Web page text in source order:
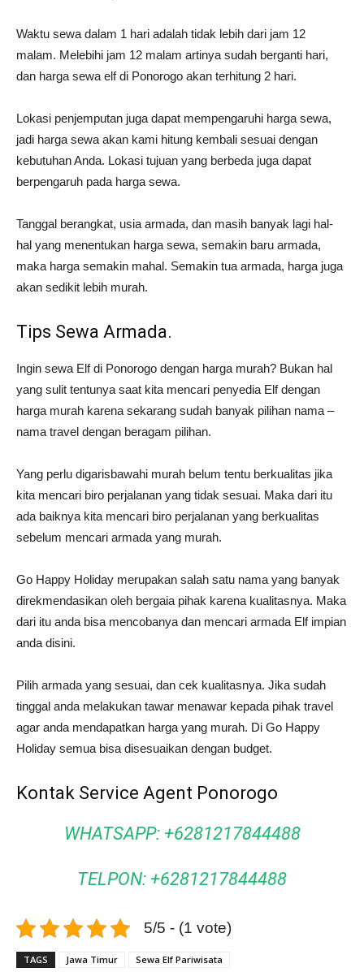
Waktu sewa dalam 1 hari adalah tidak lebih dari jam 12
malam. Melebihi jam 12 malam artinya sudah berganti hari,
dan harga sewa elf di Ponorogo akan terhitung 2 hari.
Lokasi penjemputan juga dapat mempengaruhi harga sewa,
jadi harga sewa akan kami hitung kembali sesuai dengan
kebutuhan Anda. Lokasi tujuan yang berbeda juga dapat
berpengaruh pada harga sewa.
Tanggal berangkat, usia armada, dan masih banyak lagi hal-
hal yang menentukan harga sewa, semakin baru armada,
maka harga semakin mahal. Semakin tua armada, harga juga
akan sedikit lebih murah.
Tips Sewa Armada.
Ingin sewa Elf di Ponorogo dengan harga murah? Bukan hal
yang sulit tentunya saat kita mencari penyedia Elf dengan
harga murah karena sekarang sudah banyak pilihan nama –
nama travel dengan beragam pilihan.
Yang perlu digarisbawahi murah belum tentu berkualitas jika
kita mencari biro perjalanan yang tidak sesuai. Maka dari itu
ada baiknya kita mencari biro perjalanan yang berkualitas
sebelum mencari armada yang murah.
Go Happy Holiday merupakan salah satu nama yang banyak
direkmendasikan oleh bergaia pihak karena kualitasnya. Maka
dari itu anda bisa mencobanya dan mencari armada Elf impian
anda disini.
Pilih armada yang sesuai, dan cek kualitasnya. Jika sudah
tinggal anda melakukan tawar menawar kepada pihak travel
agar anda mendapatkan harga yang murah. Di Go Happy
Holiday semua bisa disesuaikan dengan budget.
Kontak Service Agent Ponorogo
WHATSAPP: +6281217844488
TELPON: +6281217844488
5/5 - (1 vote)
TAGS Jawa Timur Sewa Elf Pariwisata